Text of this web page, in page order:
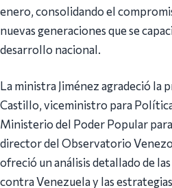
enero, consolidando el
nuevas generaciones que se
desarrollo nacional.
La ministra Jiménez agradeció la
Castillo, viceministro para
Ministerio del Poder Popular
director del Observatorio
ofreció un análisis detallado de
contra Venezuela y las